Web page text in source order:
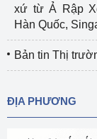
xứ từ Ả Rập
Hàn Quốc,
Bản tin Thị
ĐỊA PHƯƠNG